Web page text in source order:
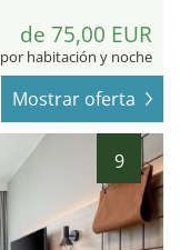
de 75,00 EUR
por habitación y noche
Mostrar oferta
9